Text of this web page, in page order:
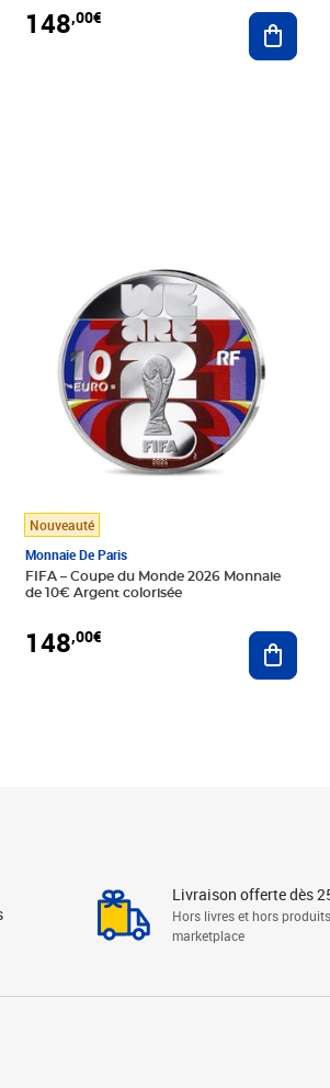
au panier
148,00€
au panier
Nouveauté
Monnaie De Paris
FIFA – Coupe du Monde 2026 Monnaie
de 10€ Argent colorisée
148,00€
Livraison offerte dès
Hors livres et hors produits
marketplace